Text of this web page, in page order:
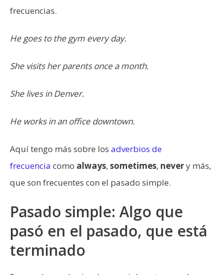
frecuencias.
He goes to the gym every day.
She visits her parents once a month.
She lives in Denver.
He works in an office downtown.
Aquí tengo más sobre los adverbios de
frecuencia como always, sometimes, nevery más,
que son frecuentes con el pasado simple.
Pasado simple: Algo que
pasó en el pasado, que está
terminado